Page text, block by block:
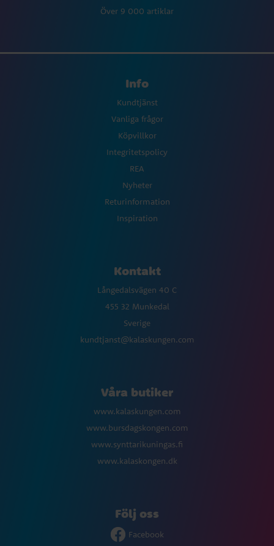
Över 9 000 artiklar
Info
Kundtjänst
Vanliga frågor
Köpvillkor
Integritetspolicy
REA
Nyheter
Returinformation
Inspiration
Kontakt
Långedalsvägen 40 C
455 32 Munkedal
Sverige
kundtjanst@kalaskungen.com
Våra butiker
www.kalaskungen.com
www.bursdagskongen.com
www.synttarikuningas.fi
www.kalaskongen.dk
Följ oss
Facebook